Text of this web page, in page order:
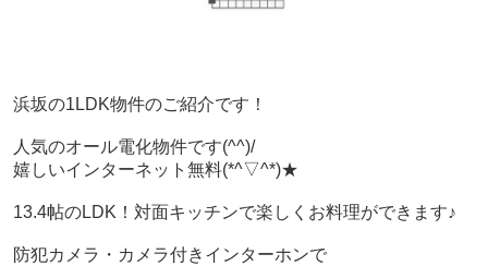
浜坂の1LDK物件のご紹介です！
人気のオール電化物件です(^^)/
嬉しいインターネット無料(*^▽^*)★
13.4帖のLDK！ 対面キッチンで楽しくお料理ができます♪
防犯カメラ・カメラ付きインターホンで